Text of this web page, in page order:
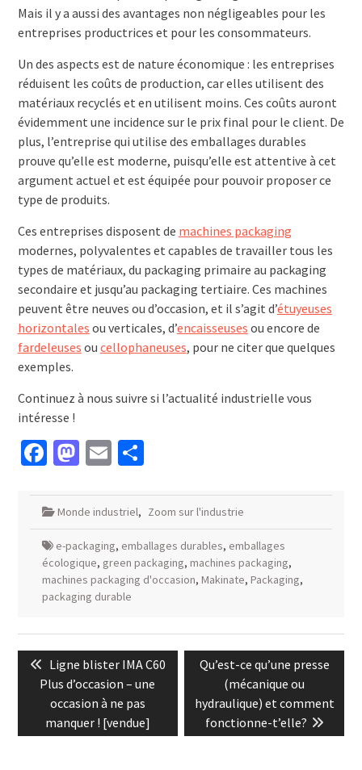
Mais il y a aussi des avantages non négligeables pour les
entreprises productrices et pour les consommateurs.
Un des aspects est de nature économique : les entreprises
réduisent les coûts de production, car elles utilisent des
matériaux recyclés et en utilisent moins. Ces coûts auront
évidemment une incidence sur le prix final pour le client. De
plus, l’entreprise qui utilise des emballages durables
prouve qu’elle est moderne, puisqu’elle est attentive à cet
argument actuel et est équipée pour pouvoir proposer ce
type de produits.
Ces entreprises disposent de machines packaging
modernes, polyvalentes et capables de travailler tous les
types de matériaux, du packaging primaire au packaging
secondaire et jusqu’au packaging tertiaire. Ces machines
peuvent être neuves ou d’occasion, et il s’agit d’étuyeuses
horizontales ou verticales, d’encaisseuses ou encore de
fardeleuses ou cellophaneuses, pour ne citer que quelques
exemples.
Continuez à nous suivre si l’actualité industrielle vous
intéresse !
Facebook
Mastodon
EmailPartager
Monde industriel, Zoom sur l'industrie
e-packaging, emballages durables, emballages
écologique, green packaging, machines packaging,
machines packaging d'occasion, Makinate, Packaging,
packaging durable
Navigation
de
l’article
Previous
post:
Ligne blister IMA C60
Plus d’occasion – une
occasion à ne pas
manquer ! [vendue]
Next
post:
Qu’est-ce qu’une presse
(mécanique ou
hydraulique) et comment
fonctionne-t’elle?